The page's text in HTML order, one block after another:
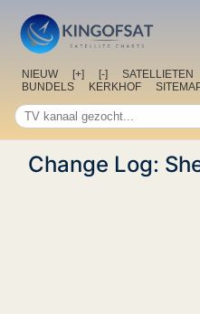
NIEUW [+] [-] SATELLIETEN
BUNDELS
KERKHOF
Change Log: